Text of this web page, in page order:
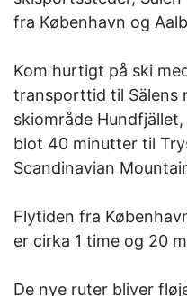
fra København og
Kom hurtigt på ski
transporttid til Sälens
skiområde
blot 40 minutter til
Scandinavian
Flytiden fra
er cirka 1 time og 20
De nye ruter bliver